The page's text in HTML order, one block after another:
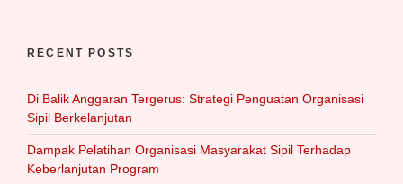
RECENT POSTS
Di Balik Anggaran Tergerus: Strategi Penguatan Organisasi
Sipil Berkelanjutan
Dampak Pelatihan Organisasi Masyarakat Sipil Terhadap
Keberlanjutan Program